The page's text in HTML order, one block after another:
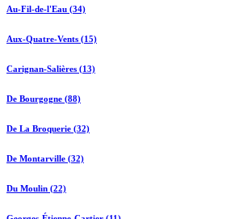
Au-Fil-de-l'Eau (34)
Aux-Quatre-Vents (15)
Carignan-Salières (13)
De Bourgogne (88)
De La Broquerie (32)
De Montarville (32)
Du Moulin (22)